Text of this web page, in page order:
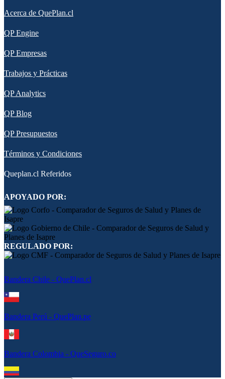
Acerca de QuePlan.cl
QP Engine
QP Empresas
Trabajos y Prácticas
QP Analytics
QP Blog
QP Presupuestos
Términos y Condiciones
Queplan.cl Referidos
APOYADO POR:
REGULADO POR:
Bandera Chile - QuePlan.cl
Bandera Perú - QuePlan.pe
Bandera Colombia - QueSeguro.co